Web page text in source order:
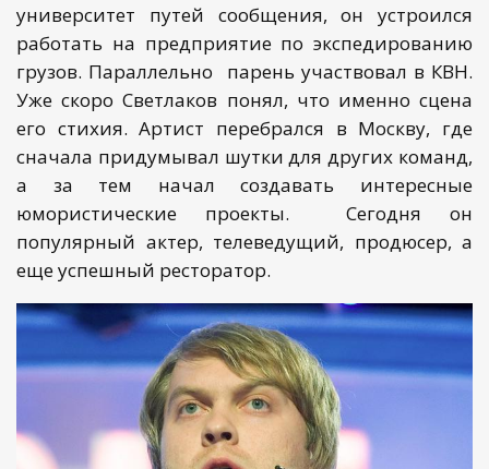
университет путей сообщения, он устроился
работать на предприятие по экспедированию
грузов. Параллельно парень участвовал в КВН.
Уже скоро Светлаков понял, что именно сцена
его стихия. Артист перебрался в Москву, где
сначала придумывал шутки для других команд,
а за тем начал создавать интересные
юмористические проекты. Сегодня он
популярный актер, телеведущий, продюсер, а
еще успешный ресторатор.